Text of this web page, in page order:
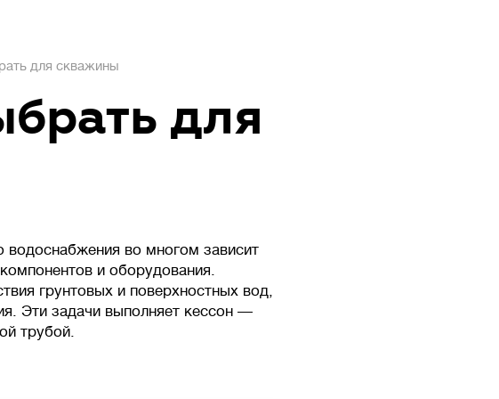
для скважины
для
водоснабжения во многом зависит
и оборудования.
грунтовых и поверхностных вод,
Эти задачи выполняет кессон —
трубой.